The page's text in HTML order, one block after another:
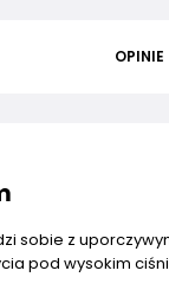
OPINIE
sobie z
pod wysokim